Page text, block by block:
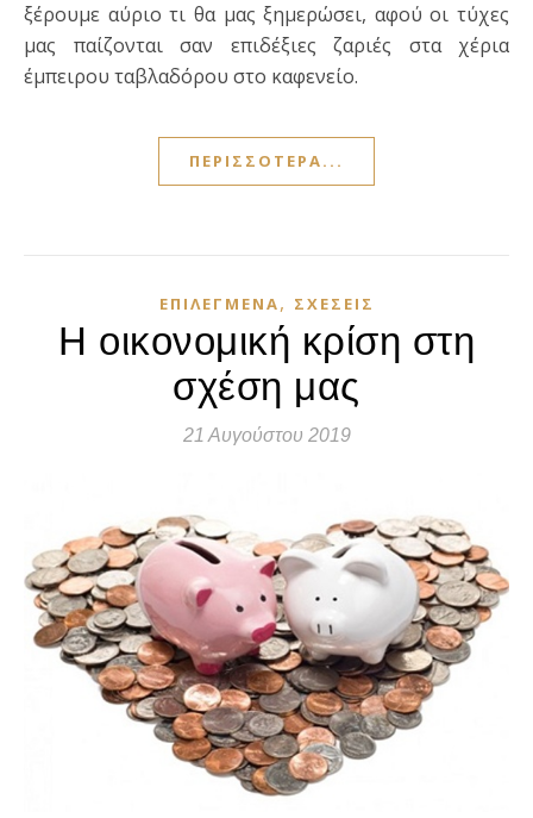
ξέρουμε αύριο τι θα μας ξημερώσει, αφού οι τύχες
μας παίζονται σαν επιδέξιες ζαριές στα χέρια
έμπειρου ταβλαδόρου στο καφενείο.
ΠΕΡΙΣΣΌΤΕΡΑ...
ΕΠΙΛΕΓΜΈΝΑ, ΣΧΈΣΕΙΣ
Η οικονομική κρίση στη
σχέση μας
21 Αυγούστου 2019